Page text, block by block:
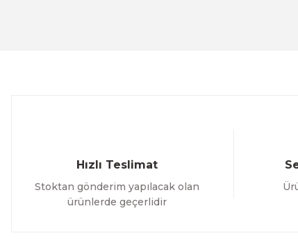
Hızlı Teslimat
Stoktan gönderim yapılacak olan
ürünlerde geçerlidir